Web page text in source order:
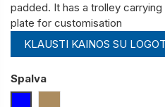
padded. It has a trolley
plate for customisation
KLAUSTI KAINOS SU
Spalva